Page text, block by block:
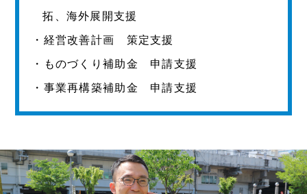
拓、海外展開支援
・経営改善計画 策定支援
・ものづくり補助金 申請支援
・事業再構築補助金 申請支援